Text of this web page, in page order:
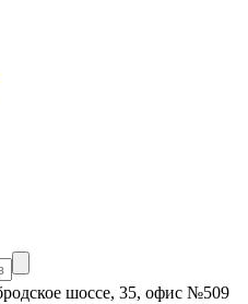
шоссе, 35, офис №509